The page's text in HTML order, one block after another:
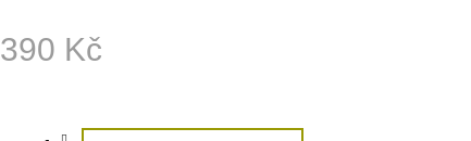
390 Kč